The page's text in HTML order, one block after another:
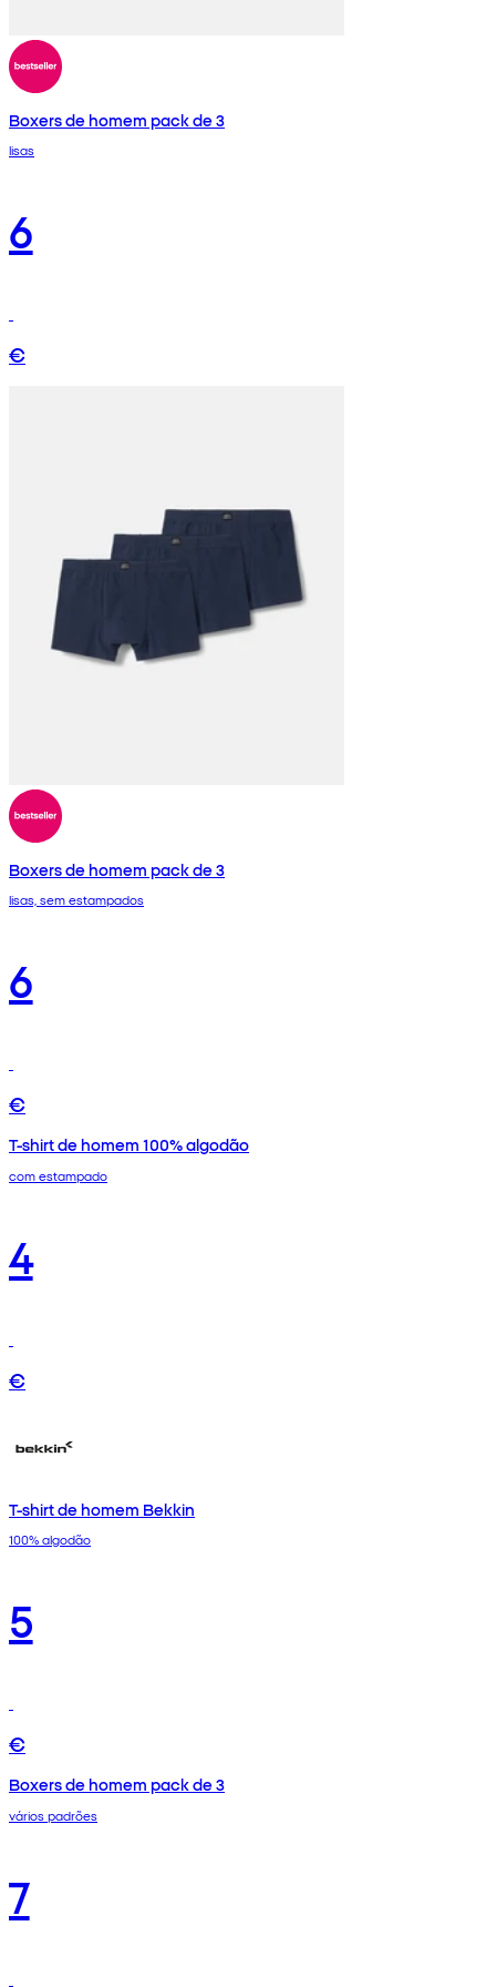
Boxers de homem pack de 3
lisas
6
€
Boxers de homem pack de 3
lisas, sem estampados
6
€
T-shirt de homem 100% algodão
com estampado
4
€
T-shirt de homem Bekkin
100% algodão
5
€
Boxers de homem pack de 3
vários padrões
7